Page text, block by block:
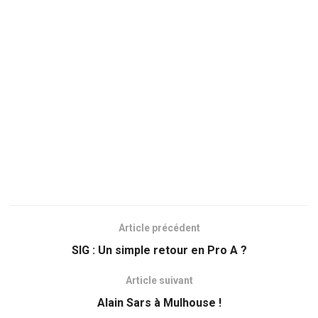
Article précédent
SIG : Un simple retour en Pro A ?
Article suivant
Alain Sars à Mulhouse !